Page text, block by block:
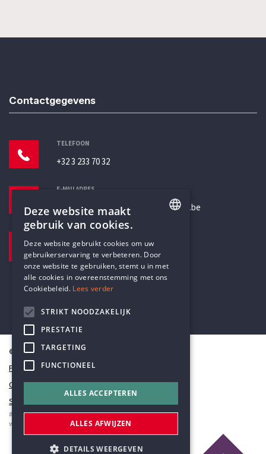
Contactgegevens
TELEFOON
+32 3 233 70 32
E-MAILADRES
secretariaat@humanistischverbond.be
Pottenbrug 4
Antwerpen, 2000
© Humanistisch Verbond 2026
Privacy
Cookiestatement
Sitemap
#codedwithlove byCodelines
webapplicaties
mobiele apps&maatwerk websites
DUTCH
Deze website maakt
gebruik van cookies.
Deze website gebruikt cookies om uw
gebruikerservaring te verbeteren. Door
onze website te gebruiken, stemt u in met
alle cookies in overeenstemming met ons
Cookiebeleid. Lees verder
STRIKT NOODZAKELIJK
PRESTATIE
TARGETING
FUNCTIONEEL
ALLES ACCEPTEREN
ALLES AFWIJZEN
DETAILS WEERGEVEN